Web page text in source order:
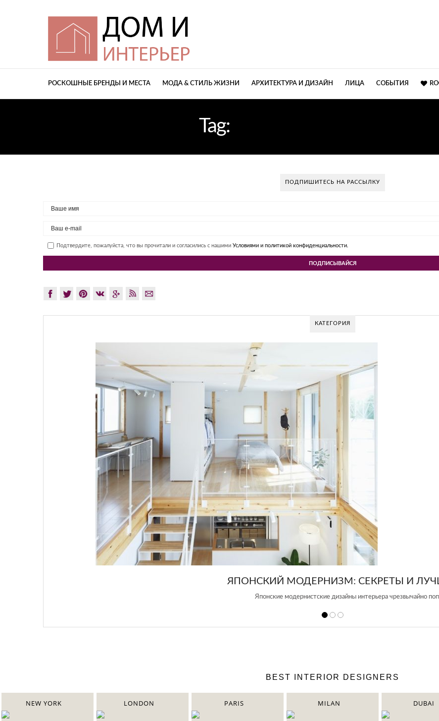
РОСКОШНЫЕ БРЕНДЫ И МЕСТА МОДА & СТИЛЬ ЖИЗНИ АРХИТЕКТУРА И ДИЗАЙН ЛИЦА СОБЫТИЯ
Tag:
ПОДПИШИТЕСЬ НА РАССЫЛКУ
Подтвердите, пожалуйста, что вы прочитали и согласились с нашими Условиями и политикой конфиденциальности.
КАТЕГОРИЯ
ЯПОНСКИЙ МОДЕРНИЗМ: СЕКРЕТЫ И ЛУЧШИЕ
Японские модернистские дизайны интерьера чрезвычайно популярны в
BEST INTERIOR DESIGNERS
NEW YORK LONDON PARIS MILAN DUBAI